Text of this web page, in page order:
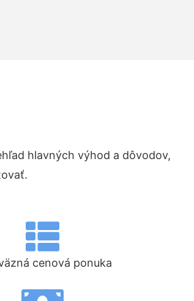
hlavných výhod a dôvodov,
cenová ponuka